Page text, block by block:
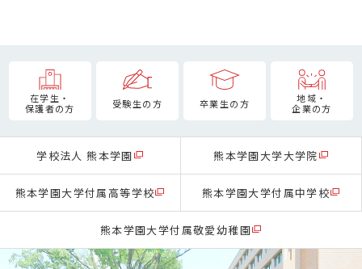
在学生・
保護者の方
受験生の方 卒業生の方
地域・
企業の方
学校法人 熊本学園 熊本学園大学大学院
熊本学園大学付属高等学校 熊本学園大学付属中学校
熊本学園大学付属敬愛幼稚園